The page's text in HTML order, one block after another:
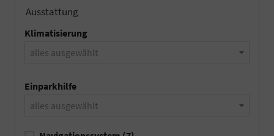
Ausstattung
Klimatisierung
alles ausgewählt
Einparkhilfe
alles ausgewählt